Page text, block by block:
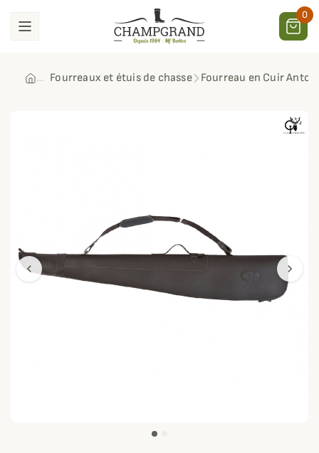
0
Fourreaux et étuis de chasse Fourreau en Cuir
chevron_left
zoom_out_map
chevron_right